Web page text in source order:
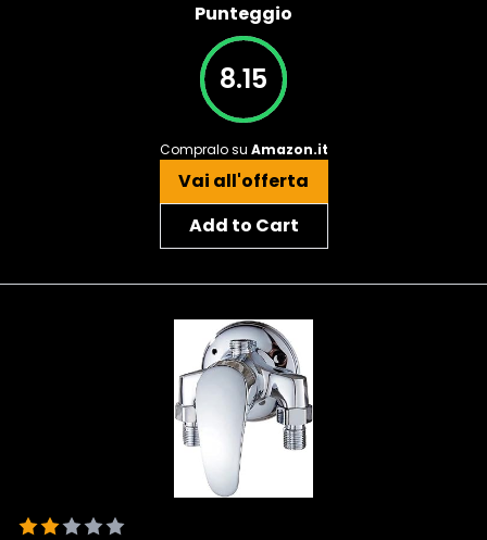
Punteggio
8.15
Compralo su Amazon.it
Vai all'offerta
Add to Cart